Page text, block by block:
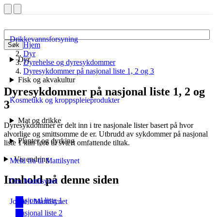
Søk
Drikkevannsforsyning
Dyr
Fisk og akvakultur
Kosmetikk og kroppspleieprodukter
Mat og drikke
Planter og dyrking
Meld fra til Mattilsynet
Om Mattilsynet
Jobbe i Mattilsynet
Hjem
Dyr
Dyrehelse og dyresykdommer
Dyresykdommer på nasjonal liste 1, 2 og 3
Dyresykdommer på nasjonal liste 1, 2 og
3
Dyresykdommer er delt inn i tre nasjonale lister basert på hvor
alvorlige og smittsomme de er. Utbrudd av sykdommer på nasjonal
liste 1 kan føre til svært omfattende tiltak.
Vis endring
Innhold på denne siden
Nasjonal liste 1
Nasjonal liste 2